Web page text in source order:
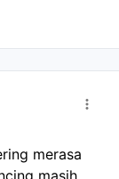
potensi
hormon
yang
darah,
merasa
masih